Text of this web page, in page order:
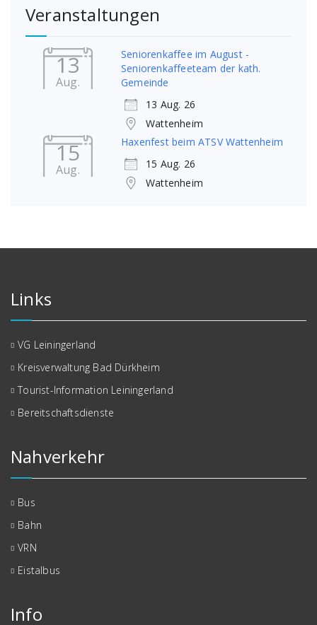
Veranstaltungen
13
Aug.
Seniorenkaffee im August -
Seniorenkaffeeteam der kath.
Gemeinde
13 Aug. 26
Wattenheim
15
Aug.
Haxenfest beim ATSV Wattenheim
15 Aug. 26
Wattenheim
Links
VG Leiningerland
Kreisverwaltung Bad Dürkheim
Tourist-Information Leiningerland
Bereitschaftsdienste
Nahverkehr
Bus
Bahn
VRN
Eistalbus
Info